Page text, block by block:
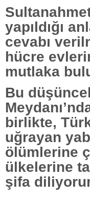
yapıldığı
cevabı
hücre
mutlaka
Bu
birlikte,
uğrayan
ölümlerine
ülkelerine
şifa